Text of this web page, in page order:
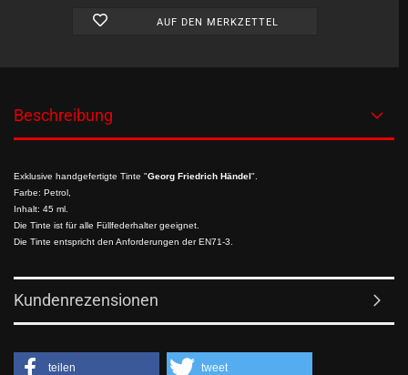
AUF DEN MERKZETTEL
Beschreibung
Exklusive handgefertigte Tinte "Georg Friedrich Händel".
Farbe: Petrol,
Inhalt: 45 ml.
Die Tinte ist für alle Füllfederhalter geeignet.
Die Tinte entspricht den Anforderungen der EN71-3.
Kundenrezensionen
teilen tweet